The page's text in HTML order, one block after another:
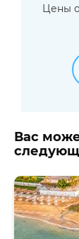
Цены
Вас